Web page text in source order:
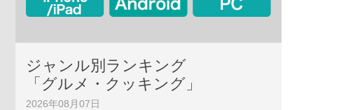
ジャンル別ランキング
「グルメ・クッキング」
2026年08月07日